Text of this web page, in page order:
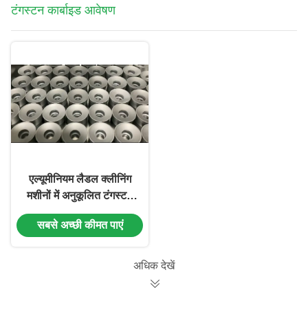
टंगस्टन कार्बाइड आवेषण
एल्यूमीनियम लैडल क्लीनिंग
मशीनों में अनुकूलित टंगस्टन
कार्बाइड इंसर्ट
सबसे अच्छी कीमत पाएं
अधिक देखें